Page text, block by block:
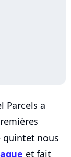
Parcels a
quintet nous
et fait